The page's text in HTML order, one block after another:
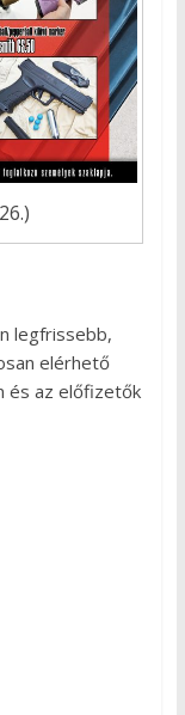
legfrissebb,
elérhető
és az előfizetők